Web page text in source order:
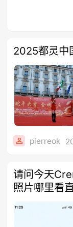
2025都灵中
pierreok
请问今天
照片哪里看